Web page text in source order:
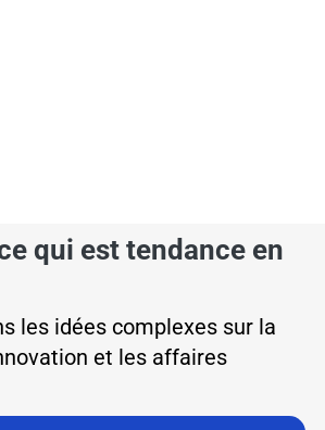
qui est tendance en
les idées complexes sur la
et les affaires